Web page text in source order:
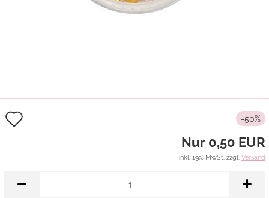
-50%
Nur 0,50 EUR
inkl. 19% MwSt. zzgl. Versand